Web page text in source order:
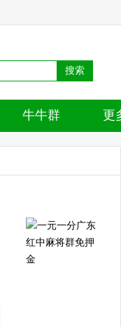
搜索
牛牛群 更